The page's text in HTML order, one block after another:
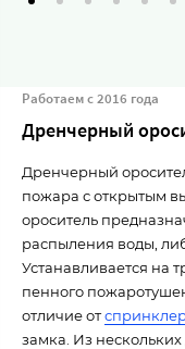
Работаем с 2016 года
Дренчерный
Дренчерный
пожара с открытым
ороситель
распыления воды,
Устанавливается на
пенного
отличие от
замка. Из